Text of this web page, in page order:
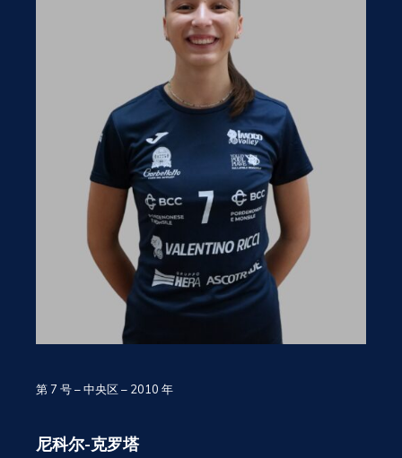
第 7 号 – 中央区 – 2010 年
尼科尔-克罗塔